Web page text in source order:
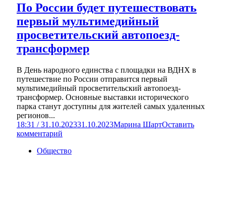
По России будет путешествовать
первый мультимедийный
просветительский автопоезд-
трансформер
В День народного единства с площадки на ВДНХ в
путешествие по России отправится первый
мультимедийный просветительский автопоезд-
трансформер. Основные выставки исторического
парка станут доступны для жителей самых удаленных
регионов...
18:31 / 31.10.202331.10.2023Марина ШартОставить
комментарий
Общество